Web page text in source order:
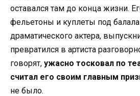
оставался там до конца жизни.
фельетоны и куплеты под
драматического актера,
превратился в артиста
говорят, ужасно тосковал по
считал его своим главным
не было.